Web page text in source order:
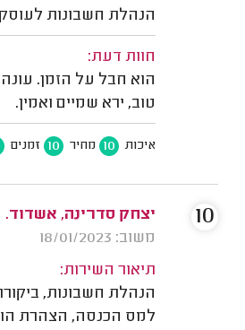
הנהלת חשבונות
חוות דעת:
הוא חבל על הזמן.
טוב, ירא שמיים ואמין.
איכות 10 מחיר 10 זמנים
יצחק סדרינה, אשדוד.
משוב: 18/01/2023
תיאור השירות:
הנהלת חשבונות,
למס הכנסה, הצהרת
10